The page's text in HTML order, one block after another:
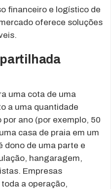
financeiro e logístico de
oferece soluções
uma cota de uma
a uma quantidade
ano (por exemplo, 50
casa de praia em um
dono de uma parte e
hangaragem,
Empresas
a operação,